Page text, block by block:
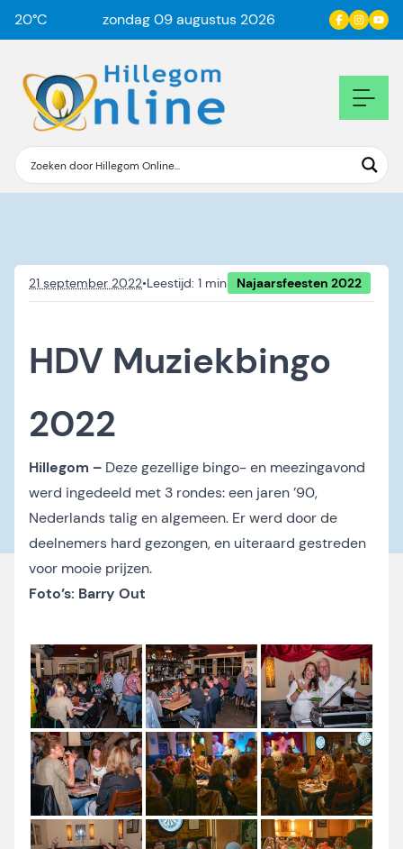
20°C zondag 09 augustus 2026
21 september 2022• Najaarsfeesten 2022
HDV Muziekbingo
2022
Hillegom – Deze gezellige bingo- en meezingavond
werd ingedeeld met 3 rondes: een jaren ’90,
Nederlands talig en algemeen. Er werd door de
deelnemers hard gezongen, en uiteraard gestreden
voor mooie prijzen.
Foto’s: Barry Out